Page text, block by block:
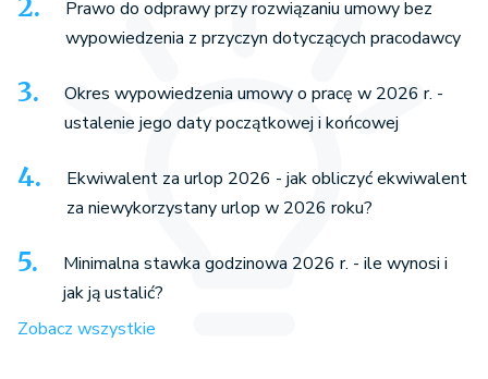
Prawo do odprawy przy rozwiązaniu umowy bez
wypowiedzenia z przyczyn dotyczących pracodawcy
Okres wypowiedzenia umowy o pracę w 2026 r. -
ustalenie jego daty początkowej i końcowej
Ekwiwalent za urlop 2026 - jak obliczyć ekwiwalent
za niewykorzystany urlop w 2026 roku?
Minimalna stawka godzinowa 2026 r. - ile wynosi i
jak ją ustalić?
Zobacz wszystkie